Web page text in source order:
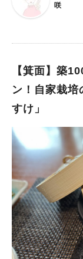
咲
【箕面】築
ン！自家栽
すけ」